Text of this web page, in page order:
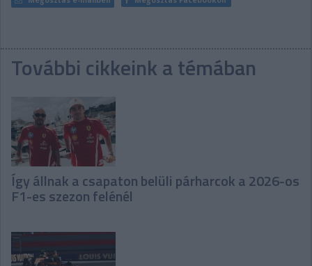
További cikkeink a témában
Így állnak a csapaton belüli párharcok a 2026-os
F1-es szezon felénél